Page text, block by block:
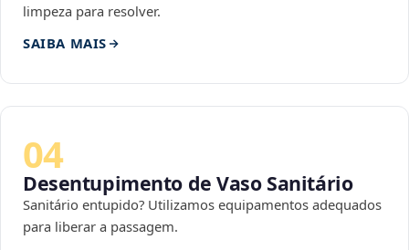
limpeza para resolver.
SAIBA MAIS
04
Desentupimento de Vaso Sanitário
Sanitário entupido? Utilizamos equipamentos adequados
para liberar a passagem.